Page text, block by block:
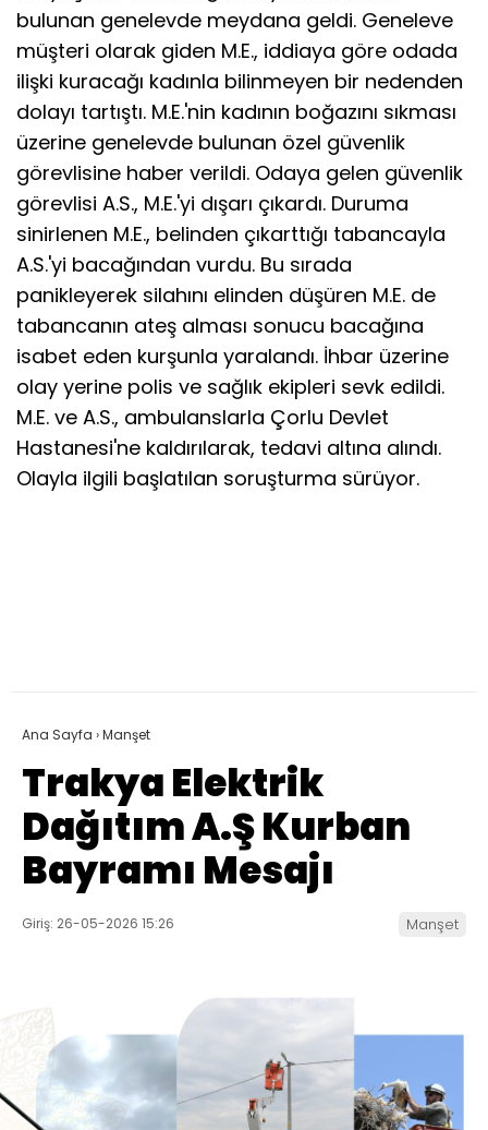
bulunan genelevde meydana geldi. Geneleve
müşteri olarak giden M.E., iddiaya göre odada
ilişki kuracağı kadınla bilinmeyen bir nedenden
dolayı tartıştı. M.E.'nin kadının boğazını sıkması
üzerine genelevde bulunan özel güvenlik
görevlisine haber verildi. Odaya gelen güvenlik
görevlisi A.S., M.E.'yi dışarı çıkardı. Duruma
sinirlenen M.E., belinden çıkarttığı tabancayla
A.S.'yi bacağından vurdu. Bu sırada
panikleyerek silahını elinden düşüren M.E. de
tabancanın ateş alması sonucu bacağına
isabet eden kurşunla yaralandı. İhbar üzerine
olay yerine polis ve sağlık ekipleri sevk edildi.
M.E. ve A.S., ambulanslarla Çorlu Devlet
Hastanesi'ne kaldırılarak, tedavi altına alındı.
Olayla ilgili başlatılan soruşturma sürüyor.
Ana Sayfa ›Manşet
Trakya Elektrik
Dağıtım A.Ş Kurban
Bayramı Mesajı
Giriş: 26-05-2026 15:26 Manşet